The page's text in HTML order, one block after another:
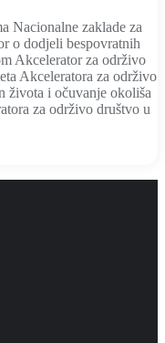
Nacionalne zaklade za
o dodjeli bespovratnih
Akcelerator za održivo
Akceleratora za održivo
života i očuvanje okoliša
za održivo društvo u